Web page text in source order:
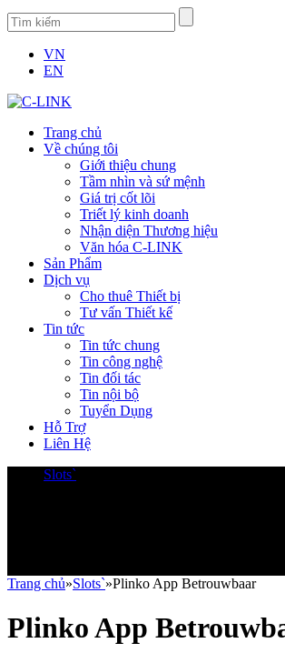
VN
EN
Trang chủ
Về chúng tôi
Giới thiệu chung
Tầm nhìn và sứ mệnh
Giá trị cốt lõi
Triết lý kinh doanh
Nhận diện Thương hiệu
Văn hóa C-LINK
Sản Phẩm
Dịch vụ
Cho thuê Thiết bị
Tư vấn Thiết kế
Tin tức
Tin tức chung
Tin công nghệ
Tin đối tác
Tin nội bộ
Tuyển Dụng
Hỗ Trợ
Liên Hệ
Slots`
Trang chủ»Slots`»Plinko App Betrouwbaar
Plinko App